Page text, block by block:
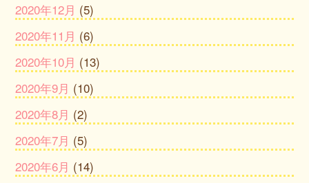
2020年12月 (5)
2020年11月 (6)
2020年10月 (13)
2020年9月 (10)
2020年8月 (2)
2020年7月 (5)
2020年6月 (14)